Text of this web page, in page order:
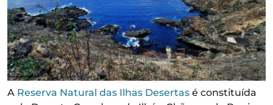
A Reserva Natural das Ilhas Desertas é constituída